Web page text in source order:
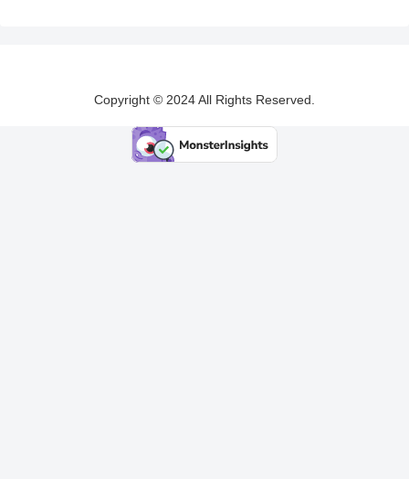
Copyright © 2024 All Rights Reserved.